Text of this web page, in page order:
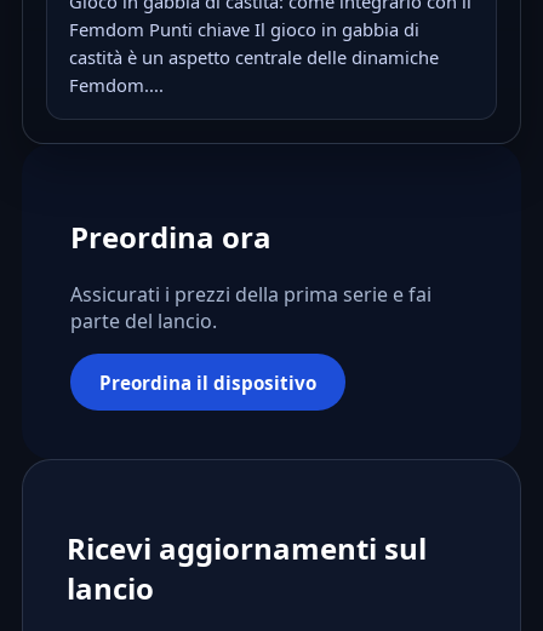
Femdom Punti chiave Il gioco in gabbia di
castità è un aspetto centrale delle dinamiche
Femdom....
Preordina ora
Assicurati i prezzi della prima serie e fai
parte del lancio.
Preordina il dispositivo
Ricevi aggiornamenti sul
lancio